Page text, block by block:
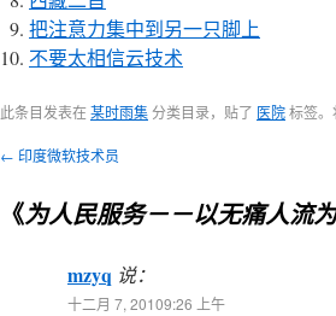
把注意力集中到另一只脚上
不要太相信云技术
此条目发表在某时雨集分类目录，贴了 医院标签。
← 印度微软技术员
《为人民服务－－以无痛人流
mzyq 说：
十二月 7, 20109:26 上午